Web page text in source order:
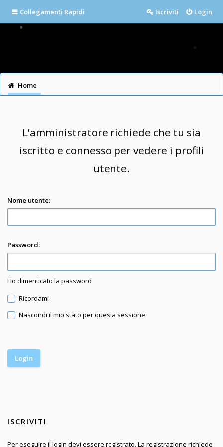
Collegamenti Rapidi Login
Iscriviti
Home
L’amministratore richiede che tu sia
iscritto e connesso per vedere i profili
utente.
Nome utente:
Password:
Ho dimenticato la password
Ricordami
Nascondi il mio stato per questa sessione
ISCRIVITI
Per eseguire il login devi essere registrato. La registrazione richiede